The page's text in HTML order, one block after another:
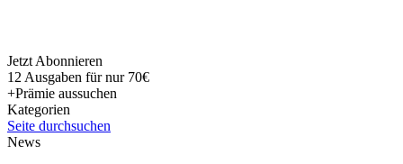
Jetzt Abonnieren
12 Ausgaben für nur 70€
+Prämie aussuchen
Kategorien
Seite durchsuchen
News